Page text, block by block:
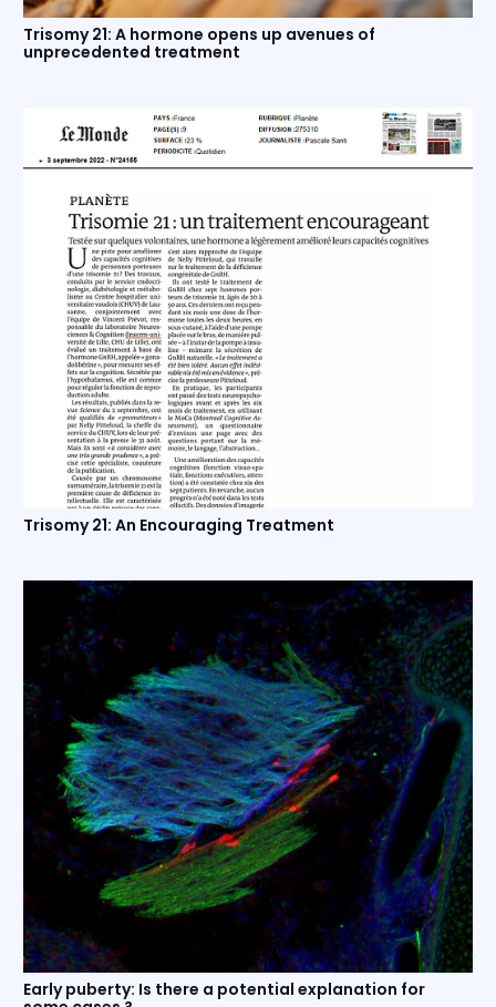
Trisomy 21: A hormone opens up avenues of
unprecedented treatment
Trisomy 21: An Encouraging Treatment
Early puberty: Is there a potential explanation for